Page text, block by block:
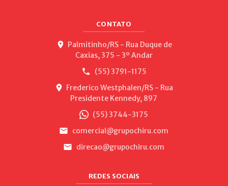
CONTATO
Palmitinho/RS - Rua Duque de
Caxias, 375 - 3º Andar
(55) 3791-1175
Frederico Westphalen/RS - Rua
Presidente Kennedy, 897
(55) 3744-3175
comercial@grupochiru.com
direcao@grupochiru.com
REDES SOCIAIS